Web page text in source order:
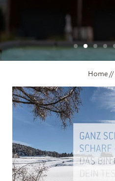
Wohnen und Preise
Home //